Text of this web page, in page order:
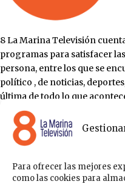
Para ofrecer las mejores
como las cookies para
8 La Marina Televisión
programas para satisfacer
persona, entre los que se
político , de noticias,
última de todo lo que
Sobre nosotros
Acceder
Contáctanos Publicítate con